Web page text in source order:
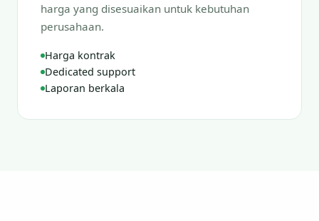
harga yang disesuaikan untuk kebutuhan
perusahaan.
Harga kontrak
Dedicated support
Laporan berkala